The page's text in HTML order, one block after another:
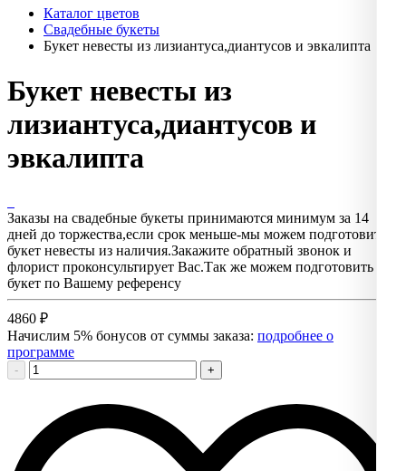
Каталог цветов
Свадебные букеты
Букет невесты из лизиантуса,диантусов и эвкалипта
Букет невесты из
лизиантуса,диантусов и
эвкалипта
Заказы на свадебные букеты принимаются минимум за 14
дней до торжества,если срок меньше-мы можем подготовить
букет невесты из наличия.Закажите обратный звонок и
флорист проконсультирует Вас.Так же можем подготовить
букет по Вашему референсу
4860 ₽
Начислим 5% бонусов от суммы заказа: подробнее о
программе
- +